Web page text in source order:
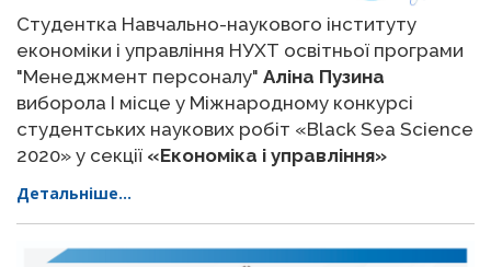
Студентка Навчально-наукового інституту
економіки і управління НУХТ освітньої програми
"Менеджмент персоналу" Аліна Пузина
виборола І місце у Міжнародному конкурсі
студентських наукових робіт «Black Sea Science
2020» у секції «Економіка і управління»
Детальніше...